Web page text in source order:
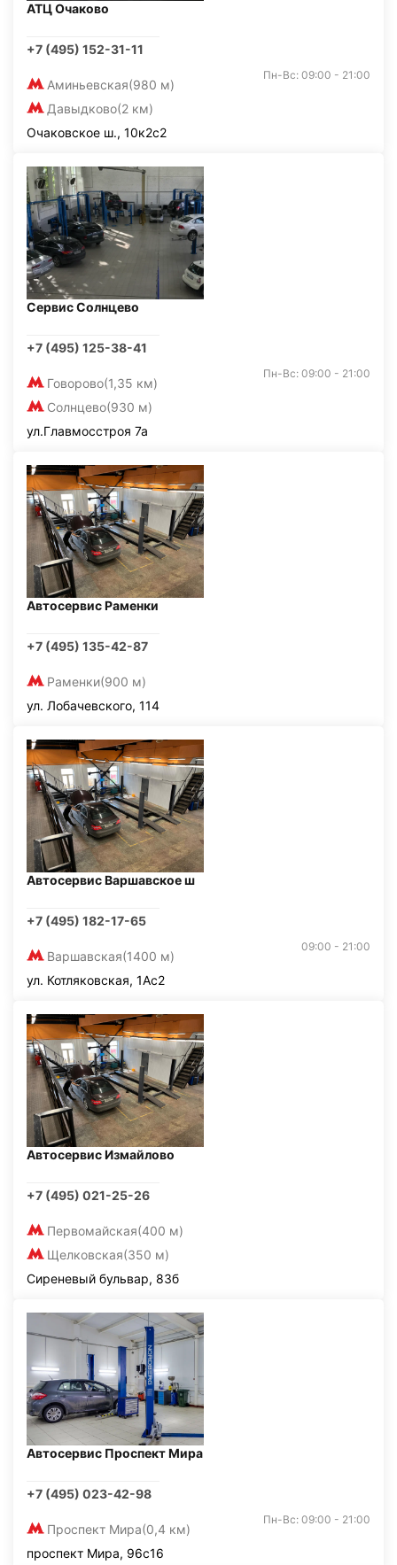
АТЦ Очаково
+7 (495) 152-31-11
Аминьевская(980 м)
Давыдково(2 км)
Пн-Вс: 09:00 - 21:00
Очаковское ш., 10к2с2
Сервис Солнцево
+7 (495) 125-38-41
Говорово(1,35 км)
Солнцево(930 м)
Пн-Вс: 09:00 - 21:00
ул.Главмосстроя 7а
Автосервис Раменки
+7 (495) 135-42-87
Раменки(900 м)
ул. Лобачевского, 114
Автосервис Варшавское ш
+7 (495) 182-17-65
Варшавская(1400 м)
09:00 - 21:00
ул. Котляковская, 1Ас2
Автосервис Измайлово
+7 (495) 021-25-26
Первомайская(400 м)
Щелковская(350 м)
Сиреневый бульвар, 83б
Автосервис Проспект Мира
+7 (495) 023-42-98
Проспект Мира(0,4 км)
Пн-Вс: 09:00 - 21:00
проспект Мира, 96с16